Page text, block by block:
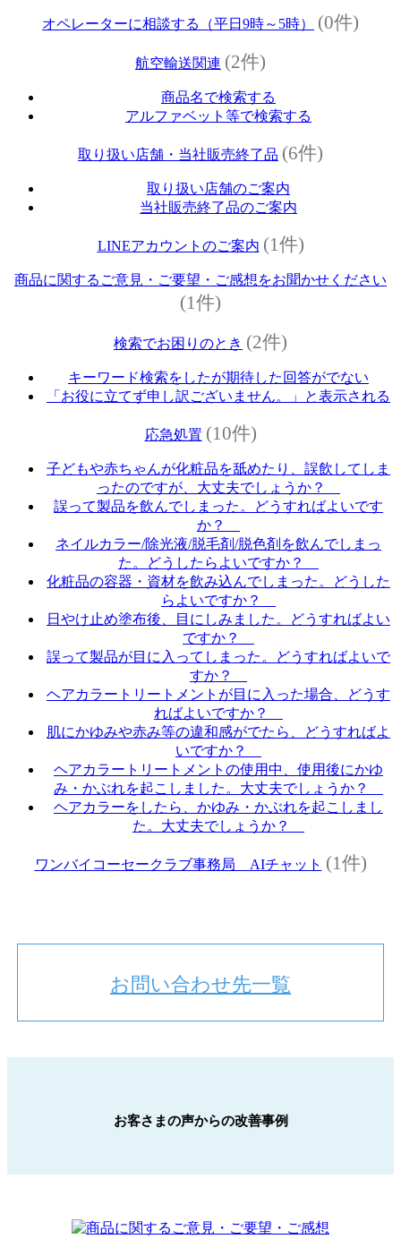
オペレーターに相談する（平日9時～5時） (0件)
航空輸送関連 (2件)
商品名で検索する
アルファベット等で検索する
取り扱い店舗・当社販売終了品 (6件)
取り扱い店舗のご案内
当社販売終了品のご案内
LINEアカウントのご案内 (1件)
商品に関するご意見・ご要望・ご感想をお聞かせください
(1件)
検索でお困りのとき (2件)
キーワード検索をしたが期待した回答がでない
「お役に立てず申し訳ございません。」と表示される
応急処置 (10件)
子どもや赤ちゃんが化粧品を舐めたり、誤飲してしま
ったのですが、大丈夫でしょうか？
誤って製品を飲んでしまった。どうすればよいです
か？
ネイルカラー/除光液/脱毛剤/脱色剤を飲んでしまっ
た。どうしたらよいですか？
化粧品の容器・資材を飲み込んでしまった。どうした
らよいですか？
日やけ止め塗布後、目にしみました。どうすればよい
ですか？
誤って製品が目に入ってしまった。どうすればよいで
すか？
ヘアカラートリートメントが目に入った場合、どうす
ればよいですか？
肌にかゆみや赤み等の違和感がでたら、どうすればよ
いですか？
ヘアカラートリートメントの使用中、使用後にかゆ
み・かぶれを起こしました。大丈夫でしょうか？
ヘアカラーをしたら、かゆみ・かぶれを起こしまし
た。大丈夫でしょうか？
ワンバイコーセークラブ事務局 AIチャット (1件)
お問い合わせ先一覧
お客さまの声からの改善事例